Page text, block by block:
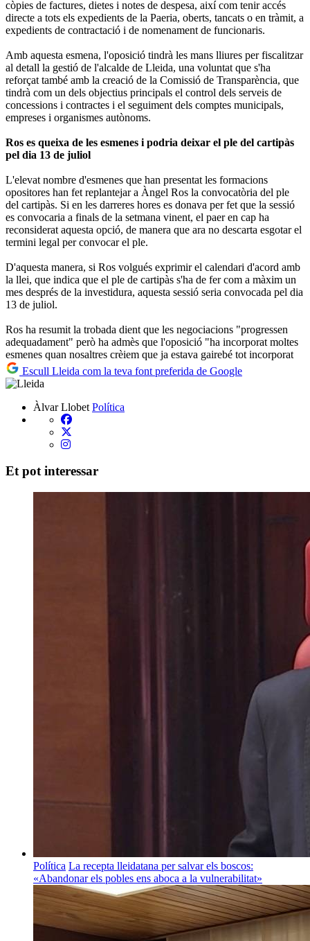
còpies de factures, dietes i notes de despesa, així com tenir accés
directe a tots els expedients de la Paeria, oberts, tancats o en tràmit, a
expedients de contractació i de nomenament de funcionaris.
Amb aquesta esmena, l'oposició tindrà les mans lliures per fiscalitzar
al detall la gestió de l'alcalde de Lleida, una voluntat que s'ha
reforçat també amb la creació de la Comissió de Transparència, que
tindrà com un dels objectius principals el control dels serveis de
concessions i contractes i el seguiment dels comptes municipals,
empreses i organismes autònoms.
Ros es queixa de les esmenes i podria deixar el ple del cartipàs
pel dia 13 de juliol
L'elevat nombre d'esmenes que han presentat les formacions
opositores han fet replantejar a Àngel Ros la convocatòria del ple
del cartipàs. Si en les darreres hores es donava per fet que la sessió
es convocaria a finals de la setmana vinent, el paer en cap ha
reconsiderat aquesta opció, de manera que ara no descarta esgotar el
termini legal per convocar el ple.
D'aquesta manera, si Ros volgués exprimir el calendari d'acord amb
la llei, que indica que el ple de cartipàs s'ha de fer com a màxim un
mes després de la investidura, aquesta sessió seria convocada pel dia
13 de juliol.
Ros ha resumit la trobada dient que les negociacions "progressen
adequadament" però ha admès que l'oposició "ha incorporat moltes
esmenes quan nosaltres crèiem que ja estava gairebé tot incorporat
Escull Lleida com la teva font preferida de Google
Àlvar Llobet Política
Et pot interessar
Política La recepta lleidatana per salvar els boscos:
«Abandonar els pobles ens aboca a la vulnerabilitat»